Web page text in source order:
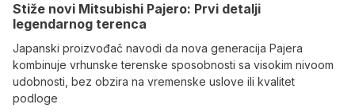
Stiže novi Mitsubishi Pajero: Prvi detalji
legendarnog terenca
Japanski proizvođač navodi da nova generacija Pajera
kombinuje vrhunske terenske sposobnosti sa visokim nivoom
udobnosti, bez obzira na vremenske uslove ili kvalitet
podloge